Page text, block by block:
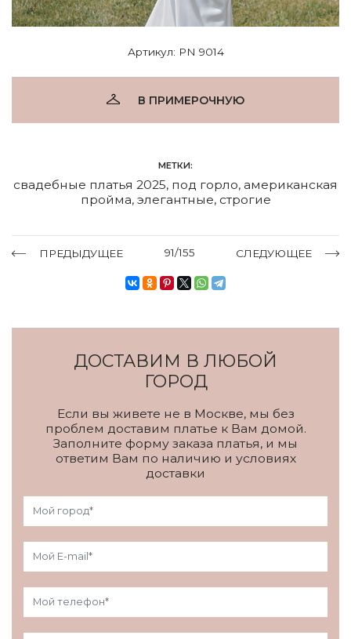
Артикул: PN 9014
В ПРИМЕРОЧНУЮ
МЕТКИ:
свадебные платья 2025, под горло, американская
пройма, элегантные, строгие
ПРЕДЫДУЩЕЕ 91/155 СЛЕДУЮЩЕЕ
ДОСТАВИМ В ЛЮБОЙ
ГОРОД
Если вы живете не в Москве, мы без
проблем доставим платье к Вам домой.
Заполните форму заказа платья, и мы
ответим Вам по наличию и условиях
доставки